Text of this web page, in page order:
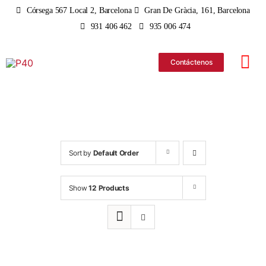
Skip
Córsega 567 Local 2, Barcelona
Gran De Gràcia, 161, Barcelona
931 406 462
935 006 474
Contáctenos
Sort by Default Order
Show12 Products